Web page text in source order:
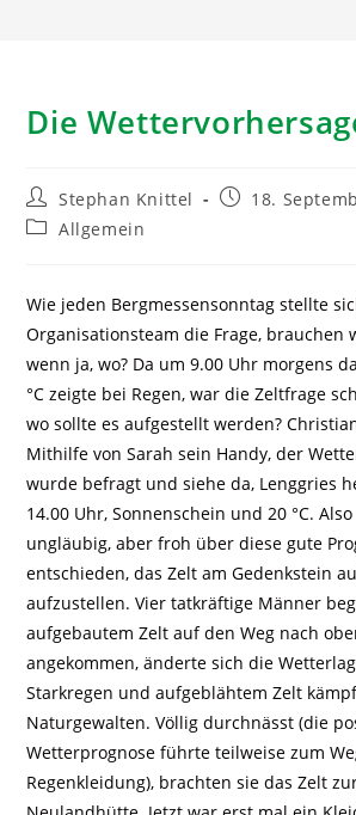
Die
Stephan Knittel
18.
Allgemein
Wie jeden Bergmessensonntag stellte
Organisationsteam die Frage, brauchen
wenn ja, wo? Da um 9.00 Uhr morgens
°C zeigte bei Regen, war die Zeltfrage
wo sollte es aufgestellt werden?
Mithilfe von Sarah sein Handy, der
wurde befragt und siehe da, Lenggries
14.00 Uhr, Sonnenschein und 20 °C.
ungläubig, aber froh über diese gute
entschieden, das Zelt am Gedenkstein
aufzustellen. Vier tatkräftige Männer
aufgebautem Zelt auf den Weg nach
angekommen, änderte sich die
Starkregen und aufgeblähtem Zelt
Naturgewalten. Völlig durchnässt (die
Wetterprognose führte teilweise zum
Regenkleidung), brachten sie das Zelt